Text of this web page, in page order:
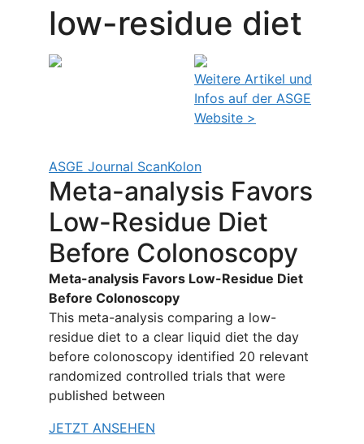
low-residue diet
Weitere Artikel und
Infos auf der ASGE
Website >
ASGE Journal ScanKolon
Meta-analysis Favors
Low-Residue Diet
Before Colonoscopy
Meta-analysis Favors Low-Residue Diet
Before Colonoscopy
This meta-analysis comparing a low-
residue diet to a clear liquid diet the day
before colonoscopy identified 20 relevant
randomized controlled trials that were
published between
JETZT ANSEHEN